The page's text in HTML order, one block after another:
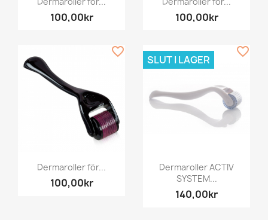
100,00kr 100,00kr
Dermaroller för...
100,00kr
favorite_border
Dermaroller ACTIV
SYSTEM...
140,00kr
SLUT I LAGER
favorite_border